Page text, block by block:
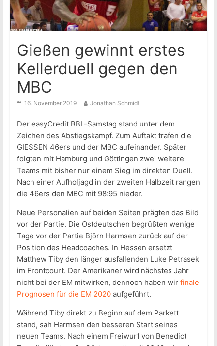
Gießen gewinnt erstes
Kellerduell gegen den
MBC
16. November 2019 Jonathan Schmidt
Der easyCredit BBL-Samstag stand unter dem
Zeichen des Abstiegskampf. Zum Auftakt trafen die
GIESSEN 46ers und der MBC aufeinander. Später
folgten mit Hamburg und Göttingen zwei weitere
Teams mit bisher nur einem Sieg im direkten Duell.
Nach einer Aufholjagd in der zweiten Halbzeit rangen
die 46ers den MBC mit 98:95 nieder.
Neue Personalien auf beiden Seiten prägten das Bild
vor der Partie. Die Ostdeutschen begrüßten wenige
Tage vor der Partie Björn Harmsen zurück auf der
Position des Headcoaches. In Hessen ersetzt
Matthew Tiby den länger ausfallenden Luke Petrasek
im Frontcourt. Der Amerikaner wird nächstes Jahr
nicht bei der EM mitwirken, dennoch haben wir finale
Prognosen für die EM 2020aufgeführt.
Während Tiby direkt zu Beginn auf dem Parkett
stand, sah Harmsen den besseren Start seines
neuen Teams. Nach einem Freiwurf von Benedict